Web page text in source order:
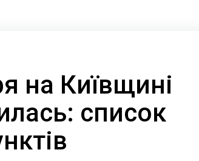
на Київщині
список